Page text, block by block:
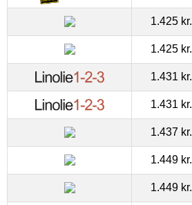
1.425 kr.
1.425 kr.
1.431 kr.
1.431 kr.
1.437 kr.
1.449 kr.
1.449 kr.